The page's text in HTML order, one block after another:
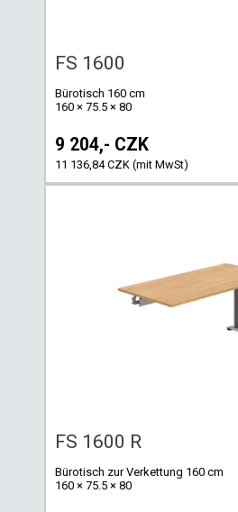
FS 1600
Bürotisch 160 cm
160 × 75.5 × 80
9 204,- CZK
11 136,84 CZK (mit MwSt)
FS 1600 R
Bürotisch zur Verkettung 160 cm
160 × 75.5 × 80